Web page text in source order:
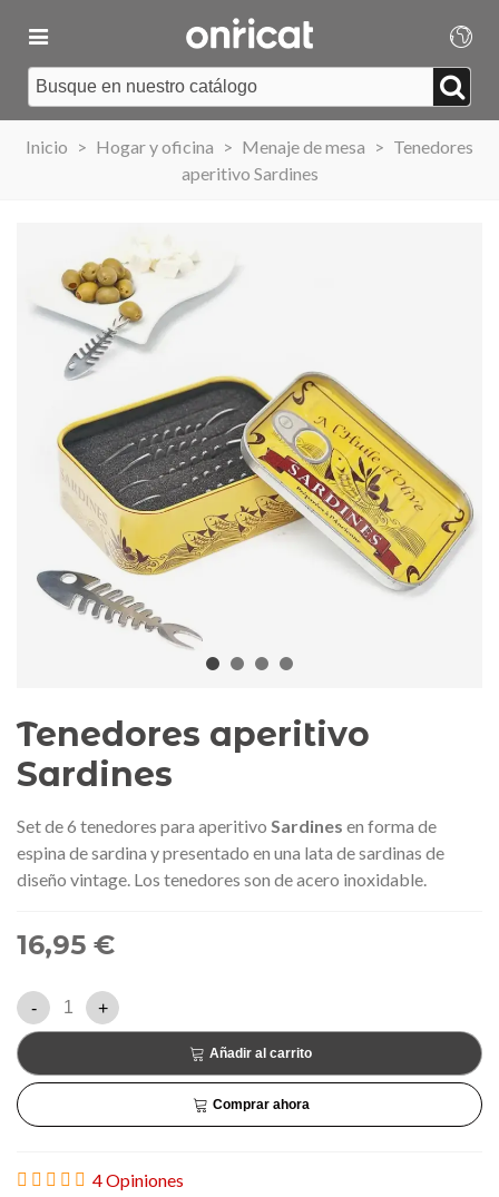
Inicio > Hogar y oficina > Menaje de mesa > Tenedores
aperitivo Sardines
Tenedores aperitivo
Sardines
Set de6 tenedores para aperitivo Sardines en forma de
espina de sardina ypresentado en una lata de sardinas de
diseño vintage. Los tenedores son deacero inoxidable.
16,95 €
- +
Añadir al carrito
Comprar ahora
4 Opiniones
conmemorativa Gaudí 2026
– Edición limitada
89,00 € NUEVO
Añadir al carrito
Mochila Stivibags
149,00 €